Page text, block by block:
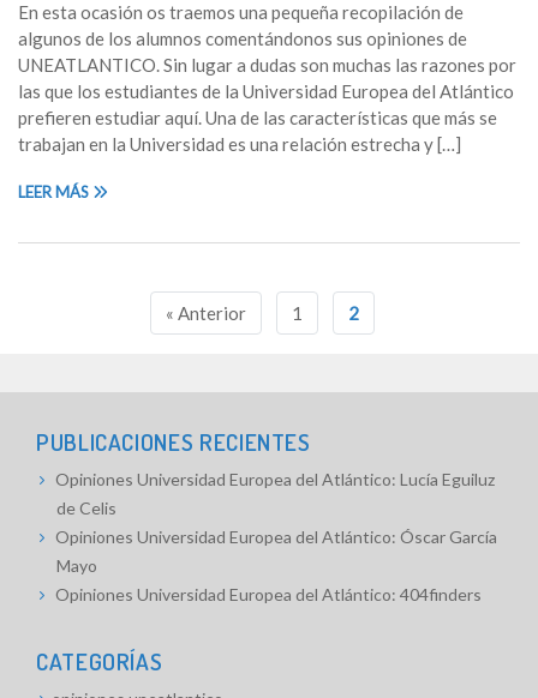
En esta ocasión os traemos una pequeña recopilación de
algunos de los alumnos comentándonos sus opiniones de
UNEATLANTICO. Sin lugar a dudas son muchas las razones por
las que los estudiantes de la Universidad Europea del Atlántico
prefieren estudiar aquí. Una de las características que más se
trabajan en la Universidad es una relación estrecha y […]
LEER MÁS
« Anterior 1 2
PUBLICACIONES RECIENTES
Opiniones Universidad Europea del Atlántico: Lucía Eguiluz
de Celis
Opiniones Universidad Europea del Atlántico: Óscar García
Mayo
Opiniones Universidad Europea del Atlántico: 404finders
CATEGORÍAS